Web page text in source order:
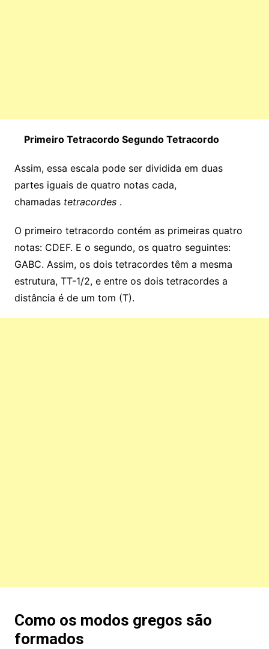
Primeiro Tetracordo Segundo Tetracordo
Assim, essa escala pode ser dividida em duas
partes iguais de quatro notas cada,
chamadas tetracordes.
O primeiro tetracordo contém as primeiras quatro
notas: CDEF. E o segundo, os quatro seguintes:
GABC. Assim, os dois tetracordes têm a mesma
estrutura, TT-1/2, e entre os dois tetracordes a
distância é de um tom (T).
Como os modos gregos são
formados